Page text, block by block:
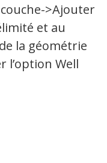
>Ajouter
et au
la géométrie
l’option Well